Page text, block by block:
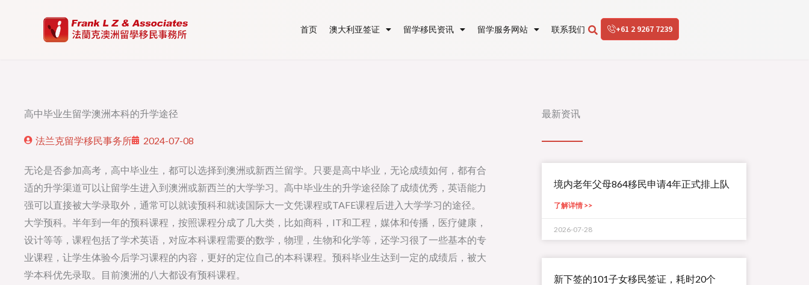
首页 澳大利亚签证 留学移民资讯 留学服务网站 联系我们 +61 2 9267 7239
高中毕业生留学澳洲本科的升学途径
法兰克留学移民事务所 2024-07-08
无论是否参加高考，高中毕业生，都可以选择到澳洲或新西兰留学。只要是高中毕业，无论成绩如何，都有合
适的升学渠道可以让留学生进入到澳洲或新西兰的大学学习。高中毕业生的升学途径除了成绩优秀，英语能力
强可以直接被大学录取外，通常可以就读预科和就读国际大一文凭课程或TAFE课程后进入大学学习的途径。
大学预科。半年到一年的预科课程，按照课程分成了几大类，比如商科，IT和工程，媒体和传播，医疗健康，
设计等等，课程包括了学术英语，对应本科课程需要的数学，物理，生物和化学等，还学习很了一些基本的专
业课程，让学生体验今后学习课程的内容，更好的定位自己的本科课程。预科毕业生达到一定的成绩后，被大
学本科优先录取。目前澳洲的八大都设有预科课程。
最新资讯
境内老年父母864移民申请4年正式排上队
了解详情 >>
2026-07-28
新下签的101子女移民签证，耗时20个